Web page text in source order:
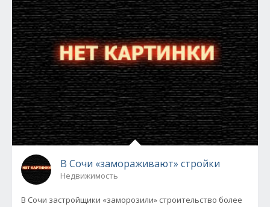
В Сочи «замораживают» стройки
Недвижимость
В Сочи застройщики «заморозили» строительство более